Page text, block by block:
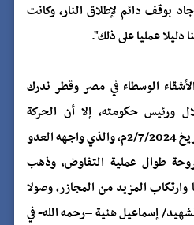
بوقف دائم لإطلاق النار، وكانت
دليلا عمليا على ذلك".
الوسطاء في مصر وقطر ندرك
ورئيس حكومته، إلا أن الحركة
تجاوبت مع الاتفاق الأخير بتاريخ 2/7/2024م، والذي واجهه العدو
طوال عملية التفاوض، وذهب
المزيد من المجازر، وصولا
إسماعيل هنية –رحمه الله- في